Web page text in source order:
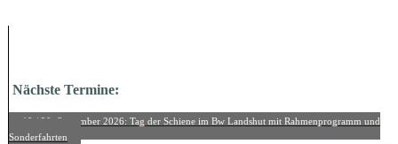
Nächste Termine:
19./ 20. September 2026: Tag der Schiene im Bw Landshut mit Rahmenprogramm und
Sonderfahrten